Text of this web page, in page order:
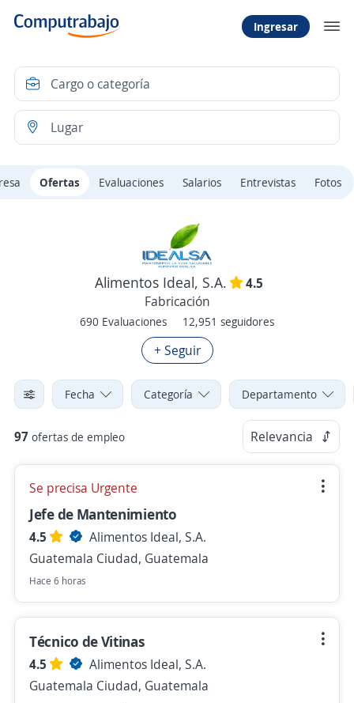
Ingresar
Ofertas Evaluaciones Salarios Entrevistas Fotos
Alimentos Ideal, S.A.
4.5
Fabricación
690 Evaluaciones 12,951 seguidores
+ Seguir
Fecha Categoría Departamento
97 ofertas de empleo Relevancia
Se precisa Urgente
Jefe de Mantenimiento
4.5
Alimentos Ideal, S.A.
Guatemala Ciudad, Guatemala
Hace 6 horas
Técnico de Vitinas
4.5
Alimentos Ideal, S.A.
Guatemala Ciudad, Guatemala